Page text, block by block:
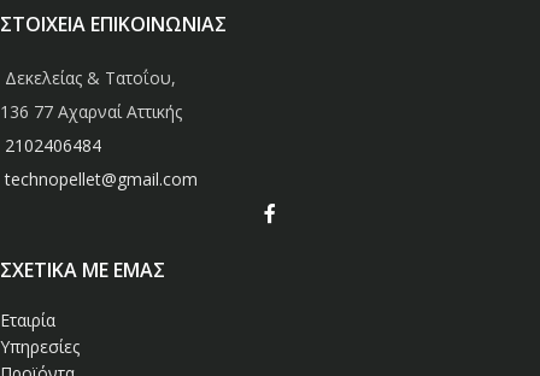
ΣΤΟΙΧΕΙΑ ΕΠΙΚΟΙΝΩΝΙΑΣ
Δεκελείας & Τατοΐου,
136 77 Αχαρναί Αττικής
2102406484
technopellet@gmail.com
ΣΧΕΤΙΚΑ ΜΕ ΕΜΑΣ
Εταιρία
Υπηρεσίες